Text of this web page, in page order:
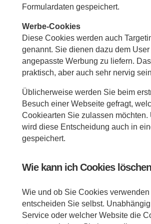
Formulardaten gespeichert.
Werbe-Cookies
Diese Cookies werden auch
genannt. Sie dienen dazu dem User
angepasste Werbung zu liefern.
praktisch, aber auch sehr nervig
Üblicherweise werden Sie beim
Besuch einer Webseite gefragt,
Cookiearten Sie zulassen möchten.
wird diese Entscheidung auch in
gespeichert.
Wie kann ich Cookies
Wie und ob Sie Cookies
entscheiden Sie selbst.
Service oder welcher Website die